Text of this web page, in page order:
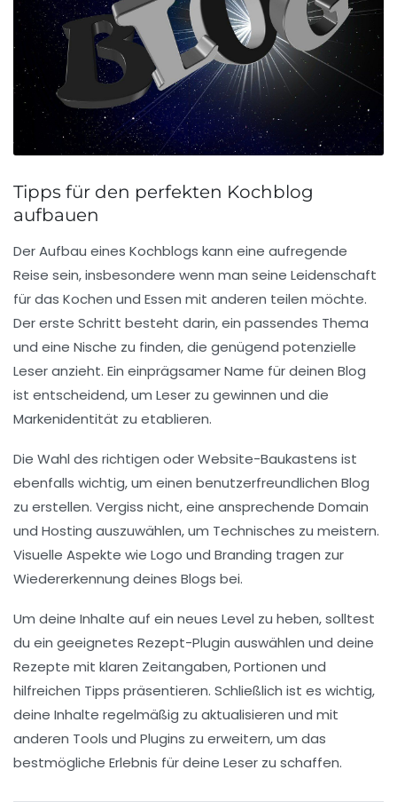
Tipps für den perfekten Kochblog
aufbauen
Der Aufbau eines Kochblogs kann eine aufregende
Reise sein, insbesondere wenn man seine Leidenschaft
für das Kochen und Essen mit anderen teilen möchte.
Der erste Schritt besteht darin, ein passendes Thema
und eine Nische zu finden, die genügend potenzielle
Leser anzieht. Ein einprägsamerName für deinen Blog
ist entscheidend, um Leser zu gewinnen und die
Markenidentität zu etablieren.
Die Wahl des richtigen oder Website-Baukastens ist
ebenfalls wichtig, um einen benutzerfreundlichen Blog
zu erstellen. Vergiss nicht, eine ansprechende Domain
und Hosting auszuwählen, um Technisches zu meistern.
Visuelle Aspekte wie Logo und Branding tragen zur
Wiedererkennung deines Blogs bei.
Um deine Inhalte auf ein neues Level zu heben, solltest
du ein geeignetes Rezept-Plugin auswählen und deine
Rezepte mit klaren Zeitangaben, Portionen und
hilfreichen Tipps präsentieren. Schließlich ist es wichtig,
deine Inhalte regelmäßig zu aktualisieren und mit
anderen Tools und Plugins zu erweitern, um das
bestmögliche Erlebnis für deine Leser zu schaffen.